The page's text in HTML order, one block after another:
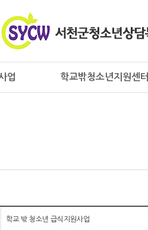
업 학교밖청소년지원센터
학교 밖 청소년 급식지원사업